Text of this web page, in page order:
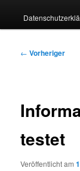
Beitragsnavigation
← Vorheriger
testet
Veröffentlicht am